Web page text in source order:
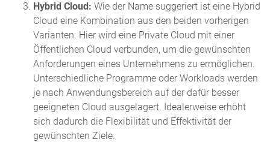
Hybrid Cloud: Wie der Name suggeriert ist eine Hybrid
Cloud eine Kombination aus den beiden vorherigen
Varianten. Hier wird eine Private Cloud mit einer
Öffentlichen Cloud verbunden, um die gewünschten
Anforderungen eines Unternehmens zu ermöglichen.
Unterschiedliche Programme oder Workloads werden
je nach Anwendungsbereich auf der dafür besser
geeigneten Cloud ausgelagert. Idealerweise erhöht
sich dadurch die Flexibilität und Effektivität der
gewünschten Ziele.